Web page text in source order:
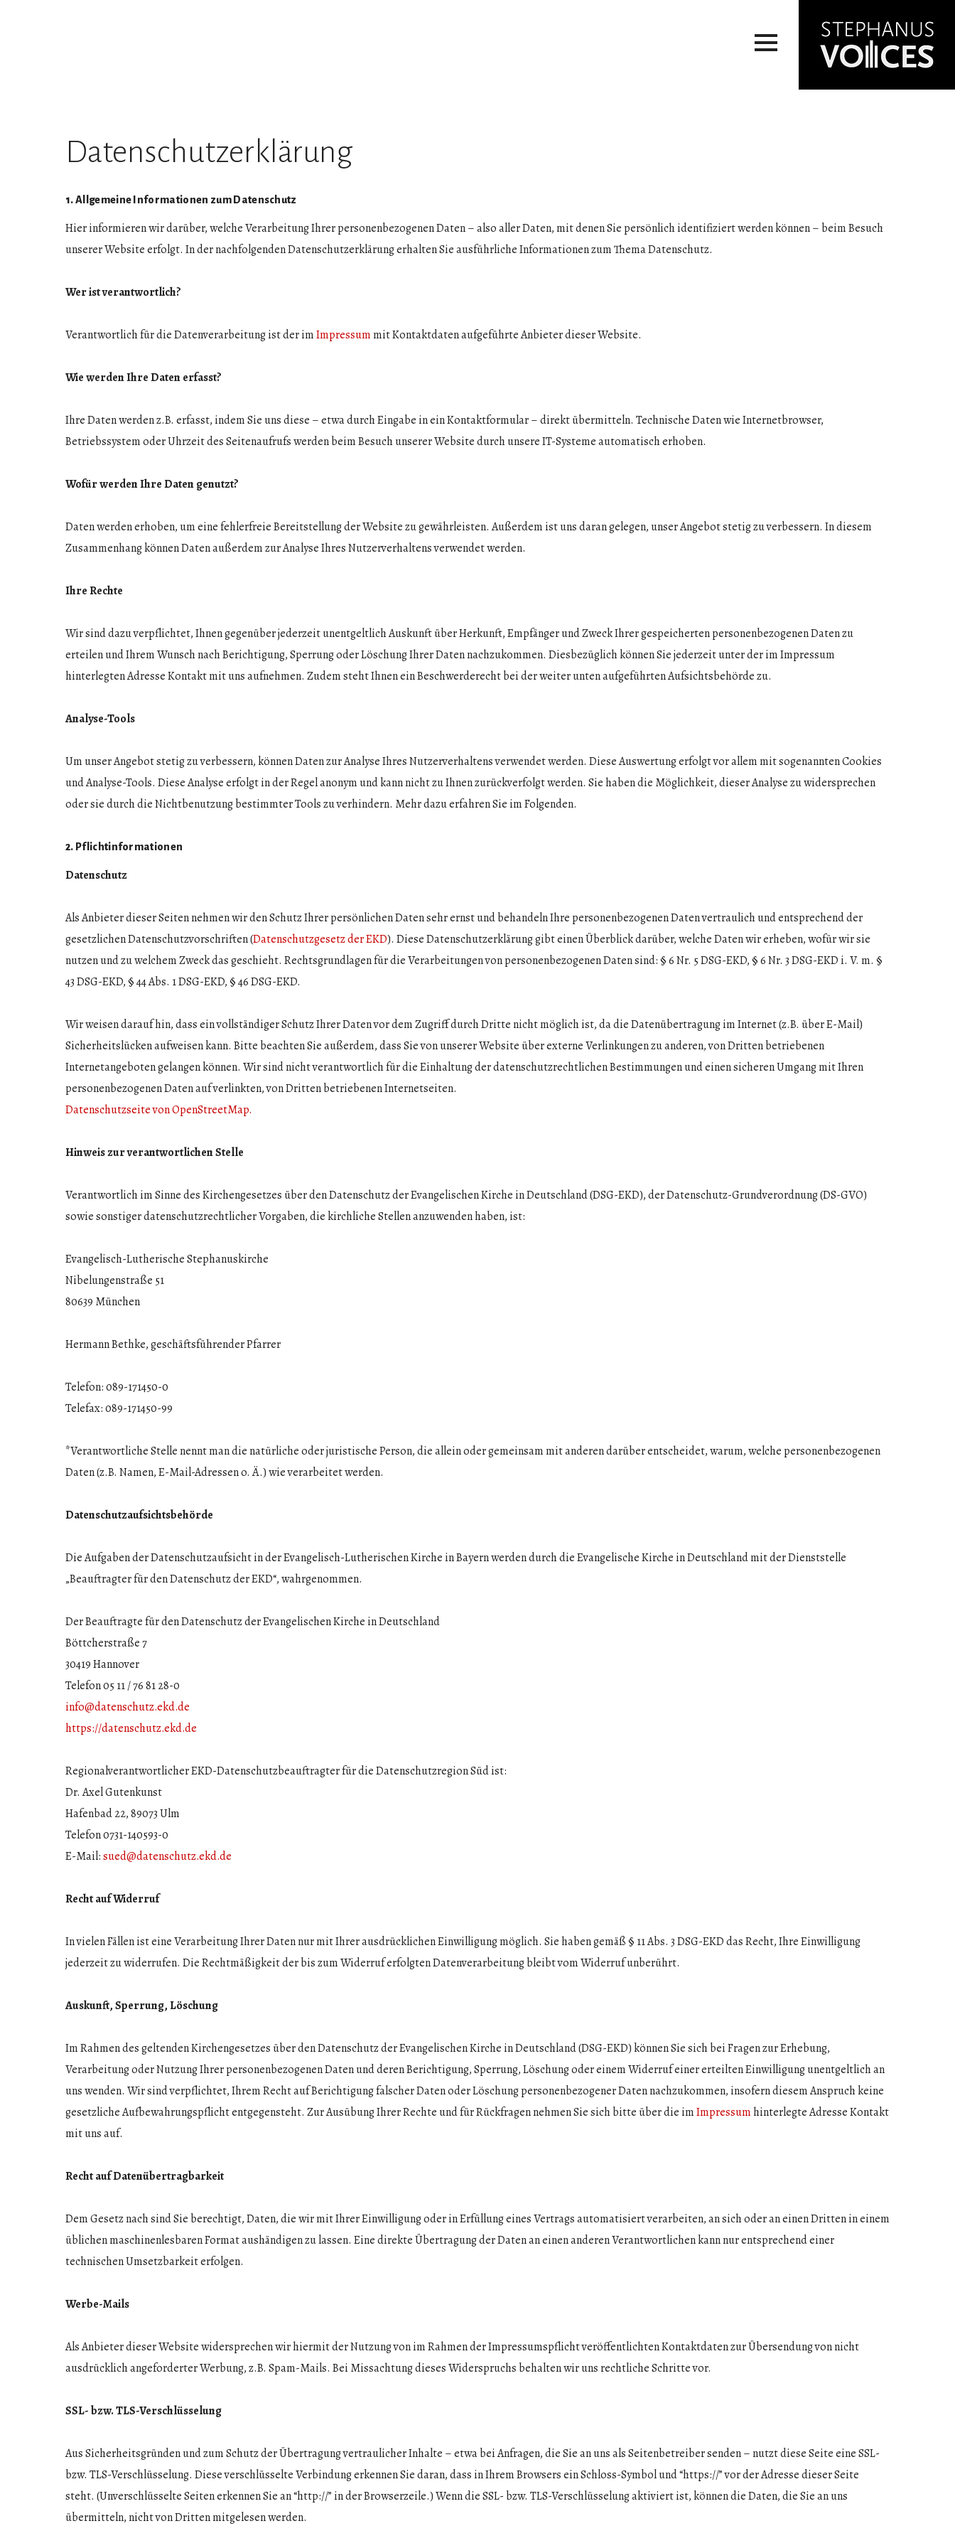
Datenschutzerklärung
1. Allgemeine Informationen zum Datenschutz
Hier informieren wir darüber, welche Verarbeitung Ihrer personenbezogenen Daten – also aller Daten, mit denen Sie persönlich identifiziert werden können – beim Besuch
unserer Website erfolgt. In der nachfolgenden Datenschutzerklärung erhalten Sie ausführliche Informationen zum Thema Datenschutz.
Wer ist verantwortlich?
Verantwortlich für die Datenverarbeitung ist der imImpressummit Kontaktdaten aufgeführte Anbieter dieser Website.
Wie werden Ihre Daten erfasst?
Ihre Daten werden z.B. erfasst, indem Sie uns diese – etwa durch Eingabe in ein Kontaktformular – direkt übermitteln. Technische Daten wie Internetbrowser,
Betriebssystem oder Uhrzeit des Seitenaufrufs werden beim Besuch unserer Website durch unsere IT-Systeme automatisch erhoben.
Wofür werden Ihre Daten genutzt?
Daten werden erhoben, um eine fehlerfreie Bereitstellung der Website zu gewährleisten. Außerdem ist uns daran gelegen, unser Angebot stetig zu verbessern. In diesem
Zusammenhang können Daten außerdem zur Analyse Ihres Nutzerverhaltens verwendet werden.
Ihre Rechte
Wir sind dazu verpflichtet, Ihnen gegenüber jederzeit unentgeltlich Auskunft über Herkunft, Empfänger und Zweck Ihrer gespeicherten personenbezogenen Daten zu
erteilen und Ihrem Wunsch nach Berichtigung, Sperrung oder Löschung Ihrer Daten nachzukommen. Diesbezüglich können Sie jederzeit unter der im Impressum
hinterlegten Adresse Kontakt mit uns aufnehmen. Zudem steht Ihnen ein Beschwerderecht bei der weiter unten aufgeführten Aufsichtsbehörde zu.
Analyse-Tools
Um unser Angebot stetig zu verbessern, können Daten zur Analyse Ihres Nutzerverhaltens verwendet werden. Diese Auswertung erfolgt vor allem mit sogenannten Cookies
und Analyse-Tools. Diese Analyse erfolgt in der Regel anonym und kann nicht zu Ihnen zurückverfolgt werden. Sie haben die Möglichkeit, dieser Analyse zu widersprechen
oder sie durch die Nichtbenutzung bestimmter Tools zu verhindern. Mehr dazu erfahren Sie im Folgenden.
2. Pflichtinformationen
Datenschutz
Als Anbieter dieser Seiten nehmen wir den Schutz Ihrer persönlichen Daten sehr ernst und behandeln Ihre personenbezogenen Daten vertraulich und entsprechend der
gesetzlichen Datenschutzvorschriften (Datenschutzgesetz der EKD). Diese Datenschutzerklärung gibt einen Überblick darüber, welche Daten wir erheben, wofür wir sie
nutzen und zu welchem Zweck das geschieht. Rechtsgrundlagen für die Verarbeitungen von personenbezogenen Daten sind: § 6 Nr. 5 DSG-EKD, § 6 Nr. 3 DSG-EKD i. V. m. §
43 DSG-EKD, § 44 Abs. 1 DSG-EKD, § 46 DSG-EKD.
Wir weisen darauf hin, dass ein vollständiger Schutz Ihrer Daten vor dem Zugriff durch Dritte nicht möglich ist, da die Datenübertragung im Internet (z.B. über E-Mail)
Sicherheitslücken aufweisen kann. Bitte beachten Sie außerdem, dass Sie von unserer Website über externe Verlinkungen zu anderen, von Dritten betriebenen
Internetangeboten gelangen können. Wir sind nicht verantwortlich für die Einhaltung der datenschutzrechtlichen Bestimmungen und einen sicheren Umgang mit Ihren
personenbezogenen Daten auf verlinkten, von Dritten betriebenen Internetseiten.
Datenschutzseite von OpenStreetMap.
Hinweis zur verantwortlichen Stelle
Verantwortlich im Sinne des Kirchengesetzes über den Datenschutz der Evangelischen Kirche in Deutschland (DSG-EKD), der Datenschutz-Grundverordnung (DS-GVO)
sowie sonstiger datenschutzrechtlicher Vorgaben, die kirchliche Stellen anzuwenden haben, ist:
Evangelisch-Lutherische Stephanuskirche
Nibelungenstraße 51
80639 München
Hermann Bethke, geschäftsführender Pfarrer
Telefon: 089-171450-0
Telefax: 089-171450-99
*Verantwortliche Stelle nennt man die natürliche oder juristische Person, die allein oder gemeinsam mit anderen darüber entscheidet, warum, welche personenbezogenen
Daten (z.B. Namen, E-Mail-Adressen o. Ä.) wie verarbeitet werden.
Datenschutzaufsichtsbehörde
Die Aufgaben der Datenschutzaufsicht in der Evangelisch-Lutherischen Kirche in Bayern werden durch die Evangelische Kirche in Deutschland mit der Dienststelle
„Beauftragter für den Datenschutz der EKD“, wahrgenommen.
Der Beauftragte für den Datenschutz der Evangelischen Kirche in Deutschland
Böttcherstraße 7
30419 Hannover
Telefon 05 11 / 76 81 28-0
info@datenschutz.ekd.de
https://datenschutz.ekd.de
Regionalverantwortlicher EKD-Datenschutzbeauftragter für die Datenschutzregion Süd ist:
Dr. Axel Gutenkunst
Hafenbad 22, 89073 Ulm
Telefon 0731-140593-0
E-Mail:sued@datenschutz.ekd.de
Recht auf Widerruf
In vielen Fällen ist eine Verarbeitung Ihrer Daten nur mit Ihrer ausdrücklichen Einwilligung möglich. Sie haben gemäß § 11 Abs. 3 DSG-EKD das Recht, Ihre Einwilligung
jederzeit zu widerrufen. Die Rechtmäßigkeit der bis zum Widerruf erfolgten Datenverarbeitung bleibt vom Widerruf unberührt.
Auskunft, Sperrung, Löschung
Im Rahmen des geltenden Kirchengesetzes über den Datenschutz der Evangelischen Kirche in Deutschland (DSG-EKD) können Sie sich bei Fragen zur Erhebung,
Verarbeitung oder Nutzung Ihrer personenbezogenen Daten und deren Berichtigung, Sperrung, Löschung oder einem Widerruf einer erteilten Einwilligung unentgeltlich an
uns wenden. Wir sind verpflichtet, Ihrem Recht auf Berichtigung falscher Daten oder Löschung personenbezogener Daten nachzukommen, insofern diesem Anspruch keine
gesetzliche Aufbewahrungspflicht entgegensteht. Zur Ausübung Ihrer Rechte und für Rückfragen nehmen Sie sich bitte über die imImpressum hinterlegte Adresse Kontakt
mit uns auf.
Recht auf Datenübertragbarkeit
Dem Gesetz nach sind Sie berechtigt, Daten, die wir mit Ihrer Einwilligung oder in Erfüllung eines Vertrags automatisiert verarbeiten, an sich oder an einen Dritten in einem
üblichen maschinenlesbaren Format aushändigen zu lassen. Eine direkte Übertragung der Daten an einen anderen Verantwortlichen kann nur entsprechend einer
technischen Umsetzbarkeit erfolgen.
Werbe-Mails
Als Anbieter dieser Website widersprechen wir hiermit der Nutzung von im Rahmen der Impressumspflicht veröffentlichten Kontaktdaten zur Übersendung von nicht
ausdrücklich angeforderter Werbung, z.B. Spam-Mails. Bei Missachtung dieses Widerspruchs behalten wir uns rechtliche Schritte vor.
SSL- bzw. TLS-Verschlüsselung
Aus Sicherheitsgründen und zum Schutz der Übertragung vertraulicher Inhalte – etwa bei Anfragen, die Sie an uns als Seitenbetreiber senden – nutzt diese Seite eine SSL-
bzw. TLS-Verschlüsselung. Diese verschlüsselte Verbindung erkennen Sie daran, dass in Ihrem Browsers ein Schloss-Symbol und “https://” vor der Adresse dieser Seite
steht. (Unverschlüsselte Seiten erkennen Sie an “http://” in der Browserzeile.) Wenn die SSL- bzw. TLS-Verschlüsselung aktiviert ist, können die Daten, die Sie an uns
übermitteln, nicht von Dritten mitgelesen werden.